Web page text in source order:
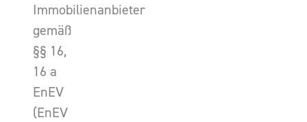
Immobilienanbieter
gemäß
§§ 16,
16 a
EnEV
(EnEV